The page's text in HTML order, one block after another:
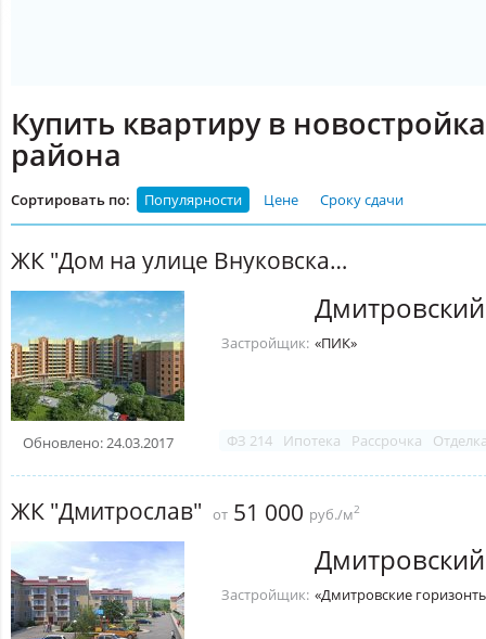
Купить квартиру в
района
Сортировать по: Популярности Цене Сроку сдачи
ЖК "Дом на улице Внуковская" (Дмитров)
Обновлено: 24.03.2017
Застройщик: «ПИК»
ФЗ 214 Ипотека Рассрочка
ЖК "Дмитрослав" от 51 000 руб./м2
Застройщик: «Дмитровские